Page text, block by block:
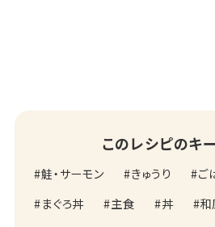
このレシピのキ
鮭・サーモン きゅうり ご
まぐろ丼
主食 丼
和